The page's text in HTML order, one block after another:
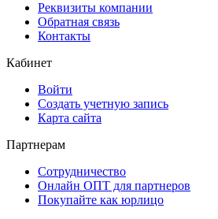
Реквизиты компании
Обратная связь
Контакты
Кабинет
Войти
Создать учетную запись
Карта сайта
Партнерам
Сотрудничество
Онлайн ОПТ для партнеров
Покупайте как юрлицо